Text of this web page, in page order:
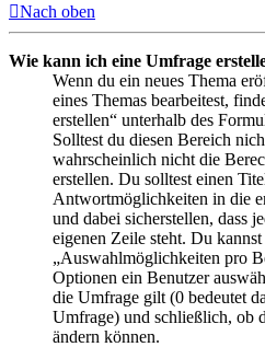
Nach oben
Wie kann ich eine Umfrage
Wenn du ein neues Thema
eines Themas bearbeitest,
erstellen“ unterhalb des
Solltest du diesen Bereich
wahrscheinlich nicht die
erstellen. Du solltest einen
Antwortmöglichkeiten in die
und dabei sicherstellen, dass
eigenen Zeile steht. Du
„Auswahlmöglichkeiten pro
Optionen ein Benutzer
die Umfrage gilt (0 bedeutet
Umfrage) und schließlich, ob
ändern können.